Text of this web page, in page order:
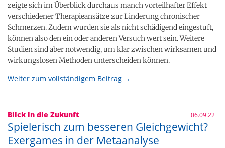
zeigte sich im Überblick durchaus manch vorteilhafter Effekt
verschiedener Therapieansätze zur Linderung chronischer
Schmerzen. Zudem wurden sie als nicht schädigend eingestuft,
können also den ein oder anderen Versuch wert sein. Weitere
Studien sind aber notwendig, um klar zwischen wirksamen und
wirkungslosen Methoden unterscheiden können.
Weiter zum vollständigem Beitrag →
Blick in die Zukunft 06.09.22
Spielerisch zum besseren Gleichgewicht?
Exergames in der Metaanalyse